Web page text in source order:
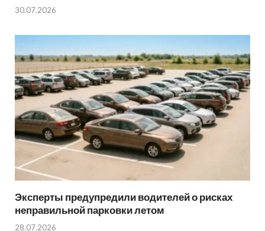
30.07.2026
Эксперты предупредили водителей о рисках
неправильной парковки летом
28.07.2026